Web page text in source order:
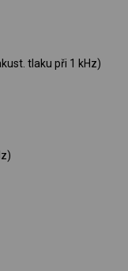
tlaku při 1 kHz)